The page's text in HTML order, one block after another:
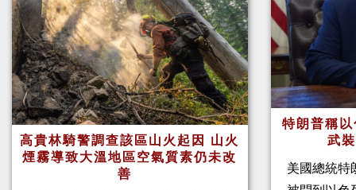
高貴林騎警調查該區山火起因 山火
煙霧導致大溫地區空氣質素仍未改
善
特朗普稱
武
美國總統特